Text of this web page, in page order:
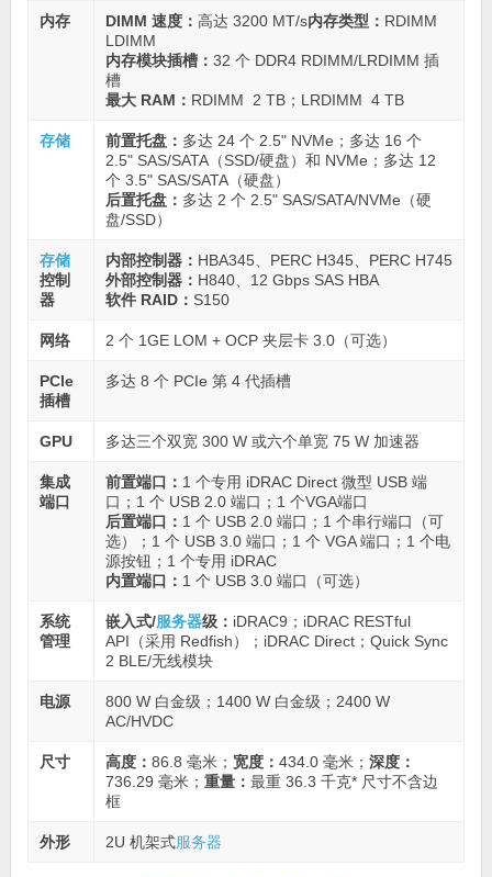
内存 DIMM 速度： 高达 3200 MT/s内存类型： RDIMM
LDIMM
内存模块插槽： 32 个 DDR4 RDIMM/LRDIMM 插
槽
最大 RAM： RDIMM 2 TB；LRDIMM 4 TB
存储 前置托盘： 多达 24 个 2.5" NVMe；多达 16 个
2.5" SAS/SATA（SSD/硬盘）和 NVMe；多达 12
个 3.5" SAS/SATA（硬盘）
后置托盘： 多达 2 个 2.5" SAS/SATA/NVMe（硬
盘/SSD）
存储
控制
器
内部控制器： HBA345、PERC H345、PERC H745
外部控制器： H840、12 Gbps SAS HBA
软件 RAID： S150
网络 2 个 1GE LOM + OCP 夹层卡 3.0（可选）
PCle
插槽
多达 8 个 PCIe 第 4 代插槽
GPU 多达三个双宽 300 W 或六个单宽 75 W 加速器
集成
端口
前置端口： 1 个专用 iDRAC Direct 微型 USB 端
口；1 个 USB 2.0 端口；1 个VGA端口
后置端口： 1 个 USB 2.0 端口；1 个串行端口（可
选）；1 个 USB 3.0 端口；1 个 VGA 端口；1 个电
源按钮；1 个专用 iDRAC
内置端口： 1 个 USB 3.0 端口（可选）
系统
管理
嵌入式/服务器级： iDRAC9；iDRAC RESTful
API（采用 Redfish）；iDRAC Direct；Quick Sync
2 BLE/无线模块
电源
800 W 白金级；1400 W 白金级；2400 W
AC/HVDC
尺寸 高度： 86.8 毫米； 宽度： 434.0 毫米； 深度：
736.29 毫米； 重量： 最重 36.3 千克* 尺寸不含边
框
外形 2U 机架式服务器